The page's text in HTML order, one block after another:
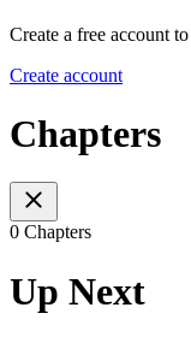
Create a free account
Create account
Chapters
0 Chapters
Up Next